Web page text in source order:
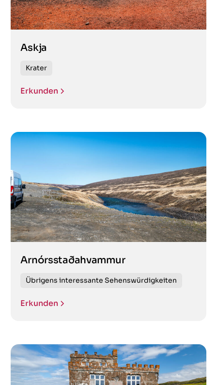
Askja
Krater
Erkunden
Arnórsstaðahvammur
Übrigens interessante Sehenswürdigkeiten
Erkunden